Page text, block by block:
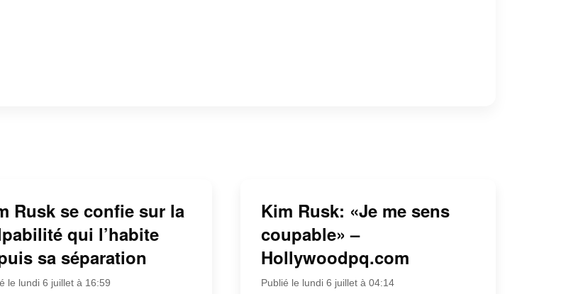
Rusk se confie sur la
qui l’habite
sa séparation
le lundi 6 juillet à 16:59
Kim Rusk: «Je me sens
coupable» –
Hollywoodpq.com
Publié le lundi 6 juillet à 04:14